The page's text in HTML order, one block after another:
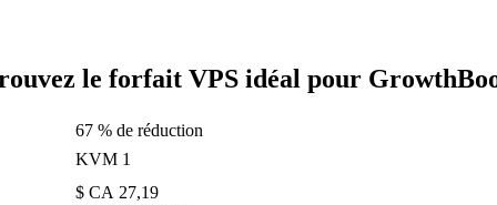
le forfait VPS idéal pour
67 % de réduction
KVM 1
$ CA 27,19